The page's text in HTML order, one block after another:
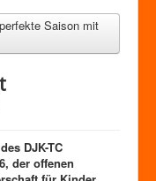
Saison mit
DJK-TC
der offenen